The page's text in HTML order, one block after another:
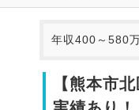
年収400～580
【熊本市